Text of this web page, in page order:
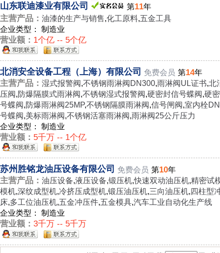
山东联迪漆业有限公司 第11年
主营产品： 油漆的生产与销售,化工原料,五金工具
企业类型： 制造业
营业额： 1个亿 -- 5个亿
北消安全设备工程（上海）有限公司 免费会员 第14年
主营产品： 湿式报警阀,不锈钢雨淋阀DN300,雨淋阀UL证书,北
压阀,防爆隔膜式雨淋阀,不锈钢湿式报警阀,硬密封信号蝶阀,硬
号蝶阀,防爆雨淋阀25MP,不锈钢隔膜雨淋阀,信号闸阀,室内栓
号蝶阀,美标雨淋阀,不锈钢活塞雨淋阀,雨淋阀25公斤压力
企业类型： 制造业
营业额： 5千万 -- 1个亿
苏州胜铭龙油压设备有限公司 免费会员 第10年
主营产品： 油压设备,液压设备,锻压机,快速双动油压机,精密试
模机,深纹成型机,冷挤压成型机,锻压油压机,三向油压机, 四柱型
床,多工位油压机,五金冲压件,五金模具,汽车工业自动化生产线
企业类型： 制造业
营业额： 3千万 -- 5千万